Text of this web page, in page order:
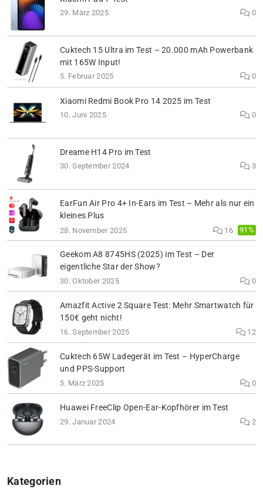
29. März 2025 0
Cuktech 15 Ultra im Test – 20.000 mAh Powerbank
mit 165W Input!
5. Februar 2025 0
Xiaomi Redmi Book Pro 14 2025 im Test
10. Juni 2025 0
Dreame H14 Pro im Test
30. September 2024 3
EarFun Air Pro 4+ In-Ears im Test – Mehr als nur ein
kleines Plus
28. November 2025 16 91%
Geekom A8 8745HS (2025) im Test – Der
eigentliche Star der Show?
30. Oktober 2025 0
Amazfit Active 2 Square Test: Mehr Smartwatch für
150€ geht nicht!
16. September 2025 12
Cuktech 65W Ladegerät im Test – HyperCharge
und PPS-Support
5. März 2025 0
Huawei FreeClip Open-Ear-Kopfhörer im Test
29. Januar 2024 2
Kategorien